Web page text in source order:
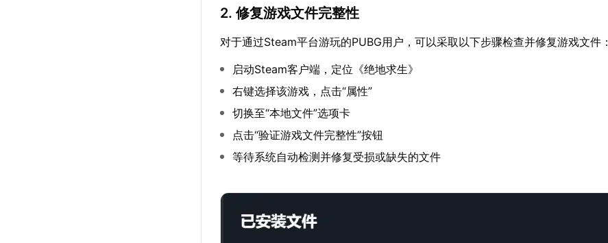
2. 修复游戏文件完整性
对于通过Steam平台游玩的PUBG用户，可以采取以下步骤检查并修复游戏文件：
启动Steam客户端，定位《绝地求生》
右键选择该游戏，点击“属性”
切换至“本地文件”选项卡
点击“验证游戏文件完整性”按钮
等待系统自动检测并修复受损或缺失的文件